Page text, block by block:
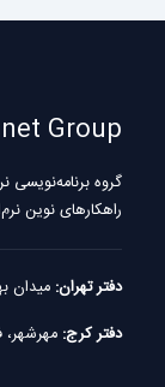
Group
راهکارهای نوین
دفتر تهران: میدان
دفتر کرج: مهرشهر، فاز ۴، خیابان ۵۰۷